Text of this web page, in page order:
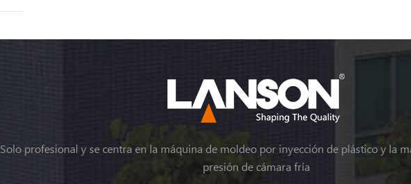
Solo profesional y se centra en la máquina de moldeo por inyección de plástico y la
presión de cámara fría